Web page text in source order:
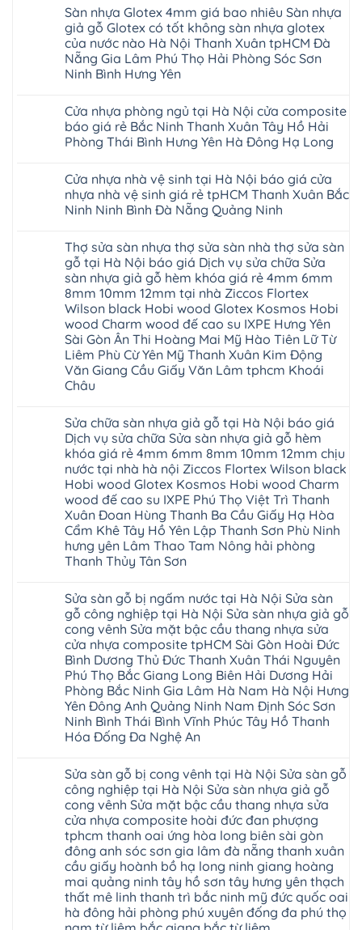
Bình
Dương
Huế
Cần
Thơ
Đà
Nẵng
Hoài
Đức
Ninh
Giang
Hải
Kỳ
Đan
Phượng
Gia
Ninh
Thanh
Miện
Nghệ
An
Thanh
Hà
Ninh
Bình
Thái
Bình
Thanh
Hóa
Quỳnh
Phụ
Lào
Cai
Tuyên
Quang
Nẵng
Khánh
Hòa
Hải
Phòng
Lâm
Đồng
Nghệ
An
Quảng
Ninh
Bắc
Ninh
Tuyên
Quang
Gia
Lâm
Thanh
Xuân
Hà
Nội
Hoài
Đức
Đan
Phượng
Hưng
Yên
Hải
Phòng
quan
tâm
Ninh
Nghệ
An
Bắc
Ninh
Tuyên
Quang
Thái
hèm
khóa
uy
tín
hàng
đầu
đã
định
tại
Việt
Nam
Glotex
và
Sàn
nhựa
Fukione
giả
gỗ
4mm
6mm
đế
cao
su
bình
luận
ở
Sàn
nhựa
Glotex
và
composite
giả
vân
gỗ
tạo
sang
trọng
Sàn nhựa Glotex 4mm giá bao nhiêu Sàn nhựa
giả gỗ Glotex có tốt không sàn nhựa glotex
của nước nào Hà Nội Thanh Xuân tpHCM Đà
Nẵng Gia Lâm Phú Thọ Hải Phòng Sóc Sơn
Ninh Bình Hưng Yên
bình
luận
ở
Sàn
4mm
giá
bao
nhiêu
Sàn
Glotex
có
tốt
không
sàn
nhựa
glotex
của
nước
nào
Hà
Nội
Thanh
Đà
Nẵng
Gia
Lâm
Phú
Thọ
Hải
Phòng
Sóc
Sơn
Ninh
Bình
Hưng
Yên
Cửa nhựa phòng ngủ tại Hà Nội cửa composite
báo giá rẻ Bắc Ninh Thanh Xuân Tây Hồ Hải
Phòng Thái Bình Hưng Yên Hà Đông Hạ Long
bình
luận
ở
Cửa
ngủ
tại
Hà
Nội
cửa
composite
báo
giá
rẻ
Bắc
Ninh
Thanh
Xuân
Tây
Hồ
Thái
Bình
Hưng
Yên
Đông
Hạ
Long
Cửa nhựa nhà vệ sinh tại Hà Nội báo giá cửa
nhựa nhà vệ sinh giá rẻ tpHCM Thanh Xuân Bắc
Ninh Ninh Bình Đà Nẵng Quảng Ninh
bình
luận
ở
Cửa
nhựa
nhà
vệ
sinh
tại
Hà
Nội
báo
giá
cửa
nhựa
vệ
sinh
giá
rẻ
tpHCM
Thanh
Xuân
Bắc
Ninh
Ninh
Bình
Đà
Nẵng
Quảng
Ninh
Thợ sửa sàn nhựa thợ sửa sàn nhà thợ sửa sàn
gỗ tại Hà Nội báo giá Dịch vụ sửa chữa Sửa
sàn nhựa giả gỗ hèm khóa giá rẻ 4mm 6mm
8mm 10mm 12mm tại nhà Ziccos Flortex
Wilson black Hobi wood Glotex Kosmos Hobi
wood Charm wood đế cao su IXPE Hưng Yên
Sài Gòn Ân Thi Hoàng Mai Mỹ Hào Tiên Lữ Từ
Liêm Phù Cừ Yên Mỹ Thanh Xuân Kim Động
Văn Giang Cầu Giấy Văn Lâm tphcm Khoái
Châu
bình
luận
ở
Thợ
sửa
sàn
nhựa
thợ
sửa
sàn
nhà
thợ
sửa
sàn
Hà
Nội
báo
giá
Dịch
vụ
sửa
chữa
Sửa
sàn
nhựa
giả
gỗ
hèm
khóa
4mm
6mm
8mm
10mm
12mm
tại
nhà
Ziccos
Flortex
Wilson
black
Hobi
wood
Glotex
Kosmos
Sửa chữa sàn nhựa giả gỗ tại Hà Nội báo giá
Dịch vụ sửa chữa Sửa sàn nhựa giả gỗ hèm
khóa giá rẻ 4mm 6mm 8mm 10mm 12mm chịu
nước tại nhà hà nội Ziccos Flortex Wilson black
Hobi wood Glotex Kosmos Hobi wood Charm
wood đế cao su IXPE Phú Thọ Việt Trì Thanh
Xuân Đoan Hùng Thanh Ba Cầu Giấy Hạ Hòa
Cẩm Khê Tây Hồ Yên Lập Thanh Sơn Phù Ninh
hưng yên Lâm Thao Tam Nông hải phòng
Thanh Thủy Tân Sơn
bình
luận
ở
Sửa
chữa
sàn
nhựa
giả
gỗ
tại
Hà
Nội
báo
giá
sửa
chữa
Sửa
sàn
nhựa
giả
gỗ
hèm
khóa
giá
rẻ
4mm
6mm
8mm
10mm
12mm
Sửa sàn gỗ bị ngấm nước tại Hà Nội Sửa sàn
gỗ công nghiệp tại Hà Nội Sửa sàn nhựa giả gỗ
cong vênh Sửa mặt bậc cầu thang nhựa sửa
cửa nhựa composite tpHCM Sài Gòn Hoài Đức
Bình Dương Thủ Đức Thanh Xuân Thái Nguyên
Phú Thọ Bắc Giang Long Biên Hải Dương Hải
Phòng Bắc Ninh Gia Lâm Hà Nam Hà Nội Hưng
Yên Đông Anh Quảng Ninh Nam Định Sóc Sơn
Ninh Bình Thái Bình Vĩnh Phúc Tây Hồ Thanh
Hóa Đống Đa Nghệ An
bình
luận
ở
Sửa
sàn
gỗ
bị
ngấm
nước
tại
Hà
Nội
Sửa
sàn
Sửa sàn gỗ bị cong vênh tại Hà Nội Sửa sàn gỗ
công nghiệp tại Hà Nội Sửa sàn nhựa giả gỗ
cong vênh Sửa mặt bậc cầu thang nhựa sửa
cửa nhựa composite hoài đức đan phượng
tphcm thanh oai ứng hòa long biên sài gòn
đông anh sóc sơn gia lâm đà nẵng thanh xuân
cầu giấy hoành bồ hạ long ninh giang hoàng
mai quảng ninh tây hồ sơn tây hưng yên thạch
thất mê linh thanh trì bắc ninh mỹ đức quốc oai
hà đông hải phòng phú xuyên đống đa phú thọ